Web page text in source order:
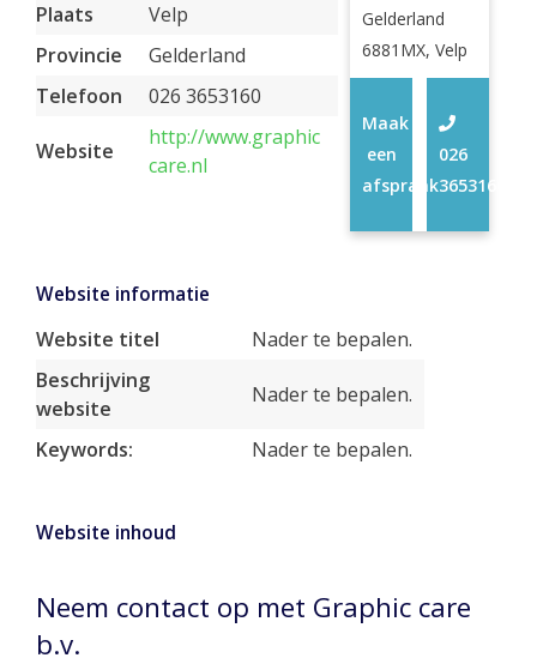
Plaats
Velp
Provincie
Gelderland
Telefoon
026 3653160
Website
http://www.graphic
care.nl
Gelderland
6881MX, Velp
026
3653160
Maak
een
afspraak
Website informatie
Website titel
Nader te bepalen.
Beschrijving
website
Nader te bepalen.
Keywords: Nader te bepalen.
Website inhoud
Neem contact op met Graphic care
b.v.